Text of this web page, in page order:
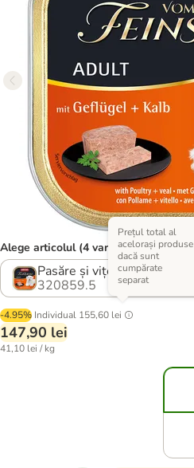
Alege articolul (4 variante)
Pasăre și vițel
320859.5
-4.95% Individual 155,60 lei
Prețul total al
acelorași produse
dacă sunt
cumpărate
separat
147,90 lei
41,10 lei / kg